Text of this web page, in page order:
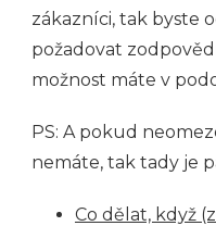
zákazníci, tak byste
požadovat
možnost máte v
PS: A pokud
nemáte, tak tady je
Co dělat, když